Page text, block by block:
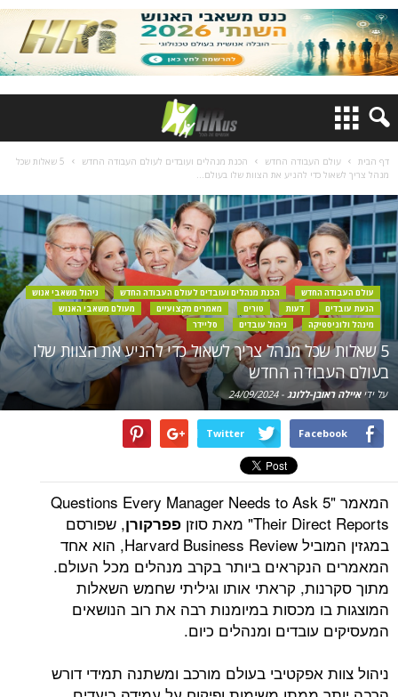
דף הבית עולם העבודה החדש הכנת מנהלים ועובדים לעולם העבודה החדש
5 שאלות שכל
מנהל צריך לשאול כדי להניע את הצוות שלו בעולם...
עולם העבודה החדש הכנת מנהלים ועובדים לעולם העבודה החדש
ניהול משאבי אנוש
הנעת עובדים
דעות טורים מאמרים מקצועיים
מעולם משאבי האנוש
מינהל ולוגיסטיקה
ניהול עובדים סליידר
5 שאלות שכל מנהל צריך לשאול כדי להניע את הצוות שלו
בעולם העבודה החדש
על ידיאיילה ראובן-ללונג -
24/09/2024
Facebook
Twitter
המאמר "5 Questions Every Manager Needs to Ask
Their Direct Reports" מאת סוזן
פפרקורן, שפורסם
במגזין המוביל Harvard Business Review, הוא אחד
המאמרים הנקראים ביותר בקרב מנהלים מכל העולם.
מתוך סקרנות, קראתי אותו וגיליתי שחמש השאלות
המוצגות בו מכסות במיומנות רבה את רוב הנושאים
המעסיקים עובדים ומנהלים כיום.
ניהול צוות אפקטיבי בעולם מורכב ומשתנה תמידי דורש